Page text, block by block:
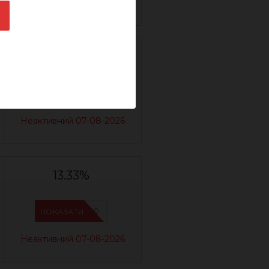
Неактивний 07-08-2026
13.33%
IFSCDUA10
ПОКАЗАТИ
Неактивний 07-08-2026